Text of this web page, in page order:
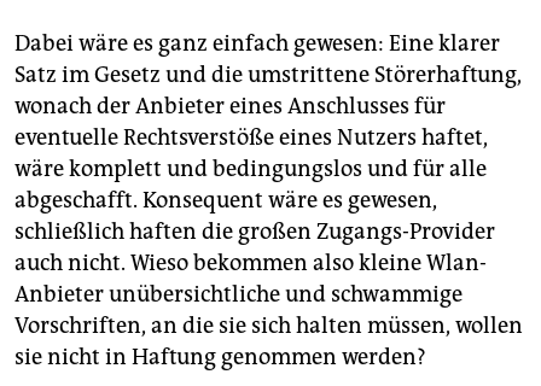
Dabei wäre es ganz einfach gewesen: Eine klarer
Satz im Gesetz und die umstrittene Störerhaftung,
wonach der Anbieter eines Anschlusses für
eventuelle Rechtsverstöße eines Nutzers haftet,
wäre komplett und bedingungslos und für alle
abgeschafft. Konsequent wäre es gewesen,
schließlich haften die großen Zugangs-Provider
auch nicht. Wieso bekommen also kleine Wlan-
Anbieter unübersichtliche und schwammige
Vorschriften, an die sie sich halten müssen, wollen
sie nicht in Haftung genommen werden?